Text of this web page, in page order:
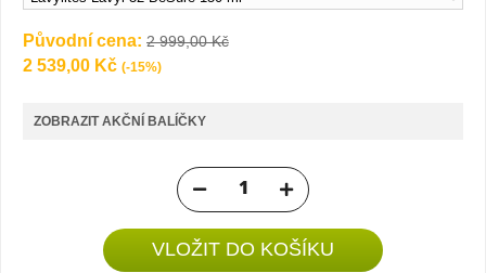
Původní cena: 2 999,00 Kč
2 539,00 Kč (-15%)
ZOBRAZIT AKČNÍ BALÍČKY